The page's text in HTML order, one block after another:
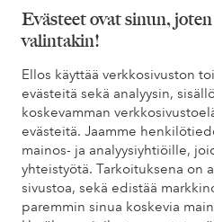
Evästeet ovat sinun,
valintakin!
Ellos käyttää verkkosivuston
evästeitä sekä analyysin,
koskevamman
evästeitä. Jaamme
mainos- ja analyysiyhtiöille,
yhteistyötä. Tarkoituksena on
sivustoa, sekä edistää
paremmin sinua koskevia
meihin yhteyttä.
Omat sivut
Tietoa Elloksesta